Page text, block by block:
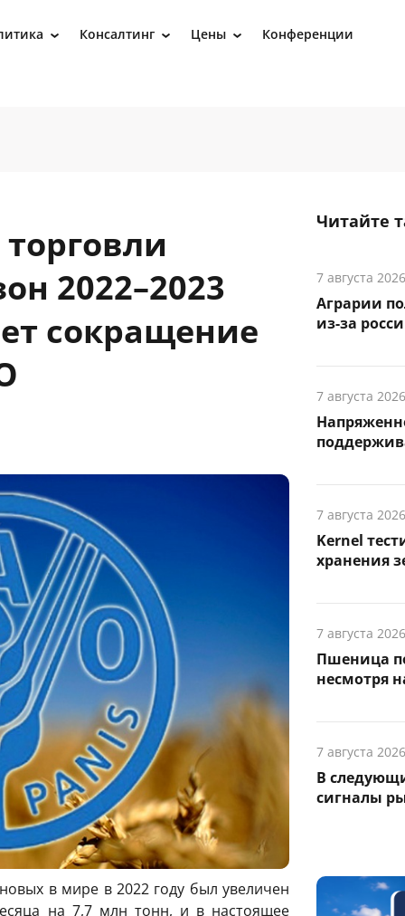
› Консалтинг › Цены › Конференции
2022–2023
сокращение
в мире в 2022 году был увеличен
на 7,7 млн тонн, и в настоящее
Читайте
7 августа 2026
Аграрии
из-за
7 августа 2026
7 августа 2026
Kernel
хранения
7 августа 2026
Пшеница
несмотря
7 августа 2026
В
сигналы